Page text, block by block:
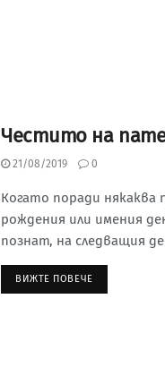
Честито на
21/08/2019 0
Когато поради някаква
рождения или имения
познат, на следващия
ВИЖТЕ ПОВЕЧЕ